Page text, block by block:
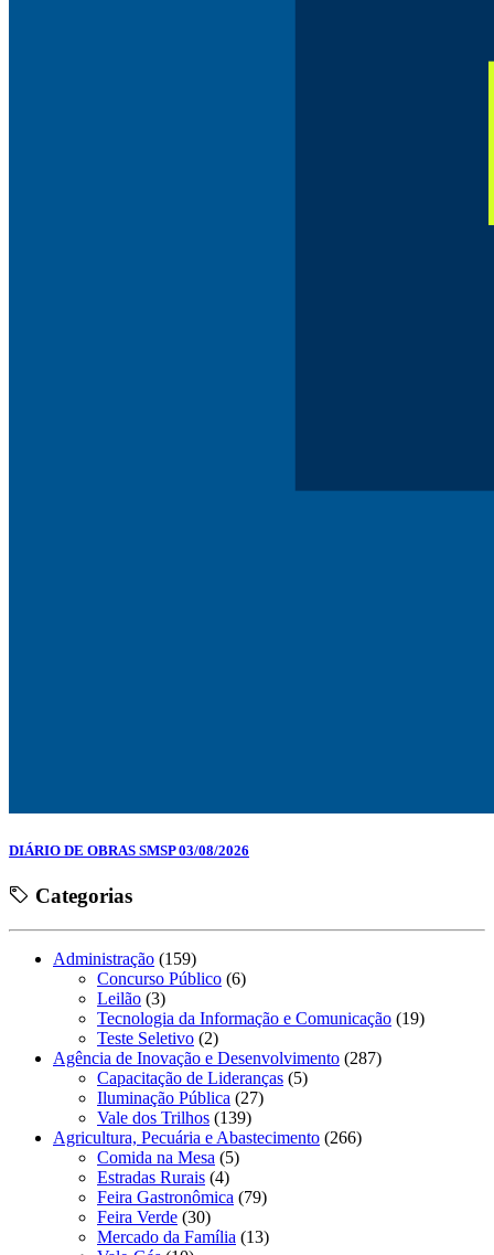
DIÁRIO DE OBRAS SMSP 03/08/2026
Categorias
Administração (159)
Concurso Público (6)
Leilão (3)
Tecnologia da Informação e Comunicação (19)
Teste Seletivo (2)
Agência de Inovação e Desenvolvimento (287)
Capacitação de Lideranças (5)
Iluminação Pública (27)
Vale dos Trilhos (139)
Agricultura, Pecuária e Abastecimento (266)
Comida na Mesa (5)
Estradas Rurais (4)
Feira Gastronômica (79)
Feira Verde (30)
Mercado da Família (13)